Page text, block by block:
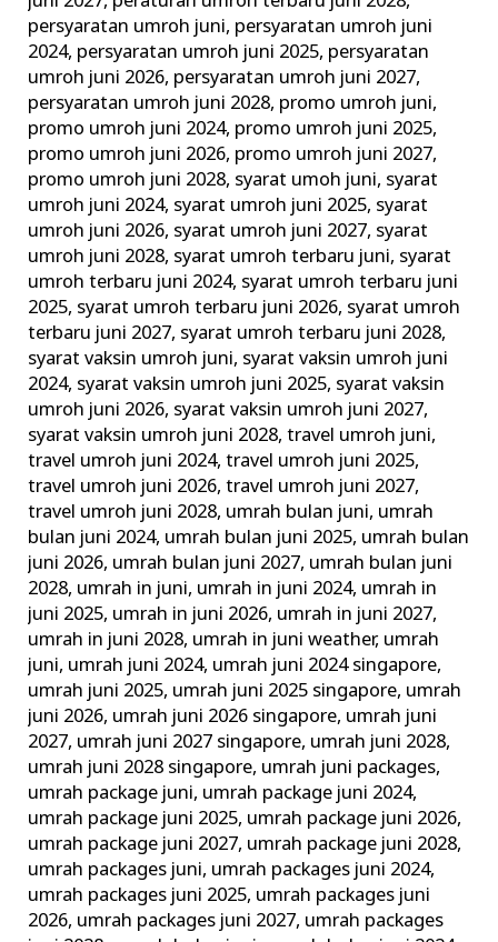
persyaratan umroh juni, persyaratan umroh juni
2024, persyaratan umroh juni 2025, persyaratan
umroh juni 2026, persyaratan umroh juni 2027,
persyaratan umroh juni 2028, promo umroh juni,
promo umroh juni 2024, promo umroh juni 2025,
promo umroh juni 2026, promo umroh juni 2027,
promo umroh juni 2028, syarat umoh juni, syarat
umroh juni 2024, syarat umroh juni 2025, syarat
umroh juni 2026, syarat umroh juni 2027, syarat
umroh juni 2028, syarat umroh terbaru juni, syarat
umroh terbaru juni 2024, syarat umroh terbaru juni
2025, syarat umroh terbaru juni 2026, syarat umroh
terbaru juni 2027, syarat umroh terbaru juni 2028,
syarat vaksin umroh juni, syarat vaksin umroh juni
2024, syarat vaksin umroh juni 2025, syarat vaksin
umroh juni 2026, syarat vaksin umroh juni 2027,
syarat vaksin umroh juni 2028,travel umroh juni,
travel umroh juni 2024,travel umroh juni 2025,
travel umroh juni 2026,travel umroh juni 2027,
travel umroh juni 2028, umrah bulan juni, umrah
bulan juni 2024, umrah bulan juni 2025, umrah bulan
juni 2026, umrah bulan juni 2027, umrah bulan juni
2028, umrah in juni, umrah in juni 2024, umrah in
juni 2025, umrah in juni 2026, umrah in juni 2027,
umrah in juni 2028, umrah in juni weather, umrah
juni, umrah juni 2024, umrah juni 2024 singapore,
umrah juni 2025, umrah juni 2025 singapore, umrah
juni 2026, umrah juni 2026 singapore, umrah juni
2027, umrah juni 2027 singapore, umrah juni 2028,
umrah juni 2028 singapore, umrah juni packages,
umrah package juni, umrah package juni 2024,
umrah package juni 2025, umrah package juni 2026,
umrah package juni 2027, umrah package juni 2028,
umrah packages juni, umrah packages juni 2024,
umrah packages juni 2025, umrah packages juni
2026, umrah packages juni 2027, umrah packages